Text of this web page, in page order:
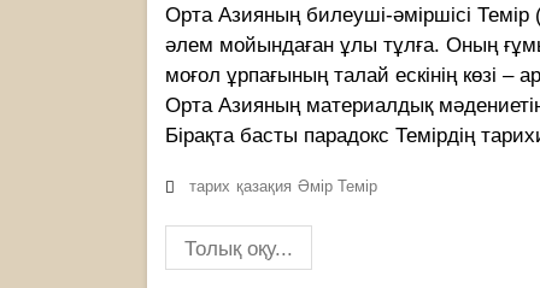
Орта Азияның билеуші-әміршісі
әлем мойындаған ұлы тұлға. Оның
моғол ұрпағының талай ескінің көзі
Орта Азияның материалдық
Бірақта басты парадокс Темірдің
тарих қазақия Әмір Темір
Толық оқу...